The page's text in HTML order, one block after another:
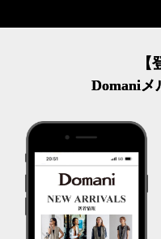
【
Domaniメ